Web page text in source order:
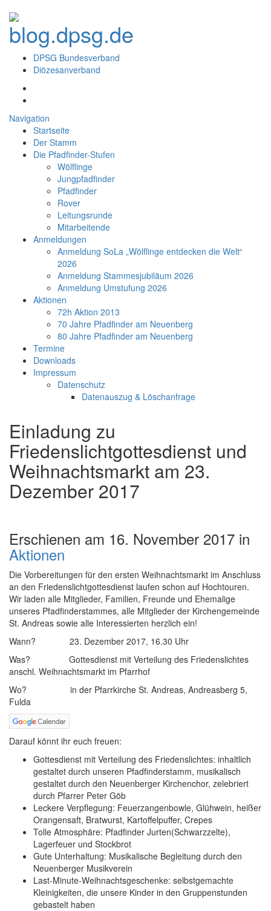
DPSG Bundesverband
Diözesanverband
Navigation
Startseite
Der Stamm
Die Pfadfinder-Stufen
Wölflinge
Jungpfadfinder
Pfadfinder
Rover
Leitungsrunde
Mitarbeitende
Anmeldungen
Anmeldung SoLa „Wölflinge entdecken die Welt“
2026
Anmeldung Stammesjubiläum 2026
Anmeldung Umstufung 2026
Aktionen
72h Aktion 2013
70 Jahre Pfadfinder am Neuenberg
80 Jahre Pfadfinder am Neuenberg
Termine
Downloads
Impressum
Datenschutz
Datenauszug & Löschanfrage
Einladung zu
Friedenslichtgottesdienst und
Weihnachtsmarkt am 23.
Dezember 2017
Erschienen am 16. November 2017 in
Aktionen
Die Vorbereitungen für den ersten Weihnachtsmarkt im Anschluss
an den Friedenslichtgottesdienst laufen schon auf Hochtouren.
Wir laden alle Mitglieder, Familien, Freunde und Ehemalige
unseres Pfadfinderstammes, alle Mitglieder der Kirchengemeinde
St. Andreas sowie alle Interessierten herzlich ein!
Wann? 23. Dezember 2017, 16.30 Uhr
Was? Gottesdienst mit Verteilung des Friedenslichtes
anschl. Weihnachtsmarkt im Pfarrhof
Wo? in der Pfarrkirche St. Andreas, Andreasberg 5,
Fulda
Darauf könnt ihr euch freuen:
Gottesdienst mit Verteilung des Friedenslichtes: inhaltlich
gestaltet durch unseren Pfadfinderstamm, musikalisch
gestaltet durch den Neuenberger Kirchenchor, zelebriert
durch Pfarrer Peter Göb
Leckere Verpflegung: Feuerzangenbowle, Glühwein, heißer
Orangensaft, Bratwurst, Kartoffelpuffer, Crepes
Tolle Atmosphäre: Pfadfinder Jurten(Schwarzzelte),
Lagerfeuer und Stockbrot
Gute Unterhaltung: Musikalische Begleitung durch den
Neuenberger Musikverein
Last-Minute-Weihnachtsgeschenke: selbstgemachte
Kleinigkeiten, die unsere Kinder in den Gruppenstunden
gebastelt haben